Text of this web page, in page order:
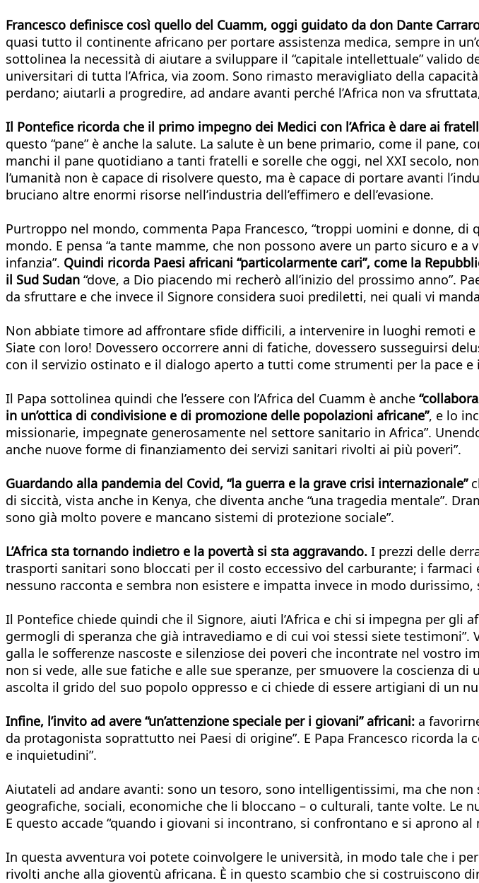
Francesco definisce così quello del Cuamm, oggi guidato da don Dante
quasi tutto il continente africano per portare assistenza medica, sempre in
sottolinea la necessità di aiutare a sviluppare il “capitale intellettuale”
universitari di tutta l’Africa, via zoom. Sono rimasto meravigliato della
perdano; aiutarli a progredire, ad andare avanti perché l’Africa non va
Il Pontefice ricorda che il primo impegno dei Medici con l’Africa è dare ai
questo “pane” è anche la salute. La salute è un bene primario, come il pane,
manchi il pane quotidiano a tanti fratelli e sorelle che oggi, nel XXI secolo,
l’umanità non è capace di risolvere questo, ma è capace di portare avanti
bruciano altre enormi risorse nell’industria dell’effimero e dell’evasione.
Purtroppo nel mondo, commenta Papa Francesco, “troppi uomini e donne,
mondo. E pensa “a tante mamme, che non possono avere un parto sicuro e
infanzia”. Quindi ricorda Paesi africani “particolarmente cari”, come la
il Sud Sudan “dove, a Dio piacendo mi recherò all’inizio del prossimo anno”.
da sfruttare e che invece il Signore considera suoi prediletti, nei quali vi
Non abbiate timore ad affrontare sfide difficili, a intervenire in luoghi remoti
Siate con loro! Dovessero occorrere anni di fatiche, dovessero susseguirsi
con il servizio ostinato e il dialogo aperto a tutti come strumenti per la pace
Il Papa sottolinea quindi che l’essere con l’Africa del Cuamm è anche
in un’ottica di condivisione e di promozione delle popolazioni africane”, e lo
missionarie, impegnate generosamente nel settore sanitario in Africa”.
anche nuove forme di finanziamento dei servizi sanitari rivolti ai più poveri”.
Guardando alla pandemia del Covid, “la guerra e la grave crisi internazionale”
di siccità, vista anche in Kenya, che diventa anche “una tragedia mentale”.
sono già molto povere e mancano sistemi di protezione sociale”.
L’Africa sta tornando indietro e la povertà si sta aggravando. I prezzi delle
trasporti sanitari sono bloccati per il costo eccessivo del carburante; i farmaci
nessuno racconta e sembra non esistere e impatta invece in modo durissimo,
Il Pontefice chiede quindi che il Signore, aiuti l’Africa e chi si impegna per gli
germogli di speranza che già intravediamo e di cui voi stessi siete
galla le sofferenze nascoste e silenziose dei poveri che incontrate nel vostro
non si vede, alle sue fatiche e alle sue speranze, per smuovere la coscienza
ascolta il grido del suo popolo oppresso e ci chiede di essere artigiani di un
Infine, l’invito ad avere “un’attenzione speciale per i giovani” africani: a
da protagonista soprattutto nei Paesi di origine”. E Papa Francesco ricorda
e inquietudini”.
Aiutateli ad andare avanti: sono un tesoro, sono intelligentissimi, ma che
geografiche, sociali, economiche che li bloccano – o culturali, tante volte. Le
E questo accade “quando i giovani si incontrano, si confrontano e si aprono al
In questa avventura voi potete coinvolgere le università, in modo tale che i
rivolti anche alla gioventù africana. È in questo scambio che si costruiscono